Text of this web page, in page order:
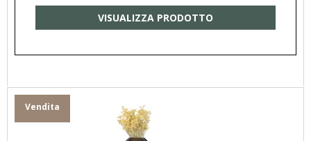
VISUALIZZA PRODOTTO
Vendita